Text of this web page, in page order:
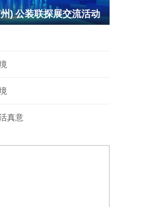
) 公装联探展交流活动
真意